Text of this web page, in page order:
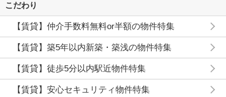
こだわり
【賃貸】仲介手数料無料or半額の物件特集
【賃貸】築5年以内新築・築浅の物件特集
【賃貸】徒歩5分以内駅近物件特集
【賃貸】安心セキュリティ物件特集